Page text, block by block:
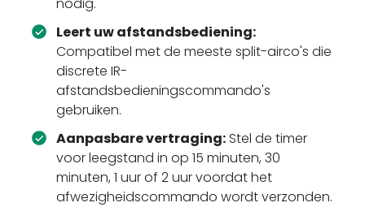
Leert uw afstandsbediening:
Compatibel met de meeste split-airco's die
discrete IR-
afstandsbedieningscommando's
gebruiken.
Aanpasbare vertraging:Stel de timer
voor leegstand in op 15 minuten, 30
minuten, 1 uur of 2 uur voordat het
afwezigheidscommando wordt verzonden.